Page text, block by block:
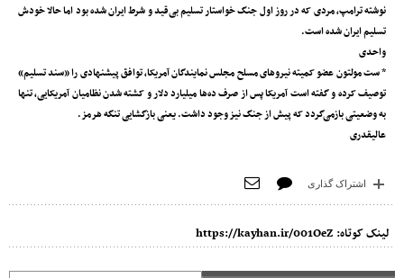
نوشته ترامپ، مردی که در روز اول جنگ خواستار تسلیم بی‌قید و شرط ایران شده بود اما حالا خودش
تسلیم ایران شده است.
واحدی
* ست مولتون عضو کمیته نیروهای مسلح مجلس نمایندگان آمریکا، توافق پیشنهادی را «سند تسلیم»
توصیف کرده و گفته است آمریکا پس از صرف ده‌ها میلیارد دلار و کشته شدن نظامیان آمریکایی، تنها
به وضعیتی بازمی‌گردد که پیش از جنگ نیز وجود داشت. یعنی بازگشایی تنگه هرمز.
عالیقدری
اشتراک گذاری
لینک کوتاه: https://kayhan.ir/001OeZ